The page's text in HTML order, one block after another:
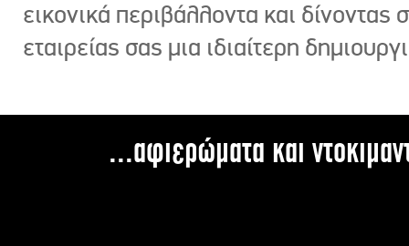
εικονικά περιβάλλοντα και δίνοντας
εταιρείας σας μια ιδιαίτερη
...αφιερώματα και